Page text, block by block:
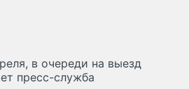
в очереди на выезд
пресс-служба